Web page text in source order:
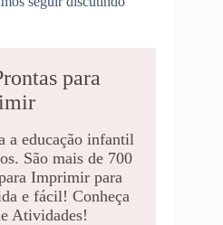
para
a educação infantil
São mais de 700
Imprimir para
e fácil! Conheça
Atividades!